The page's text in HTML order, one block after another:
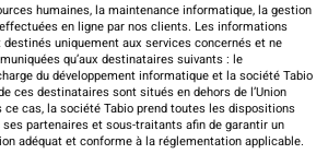
humaines, la maintenance informatique, la gestion
en ligne par nos clients. Les informations
uniquement aux services concernés et ne
qu’aux destinataires suivants : le
du développement informatique et la société Tabio
ces destinataires sont situés en dehors de l’Union
ce cas, la société Tabio prend toutes les dispositions
partenaires et sous-traitants afin de garantir un
adéquat et conforme à la réglementation applicable.